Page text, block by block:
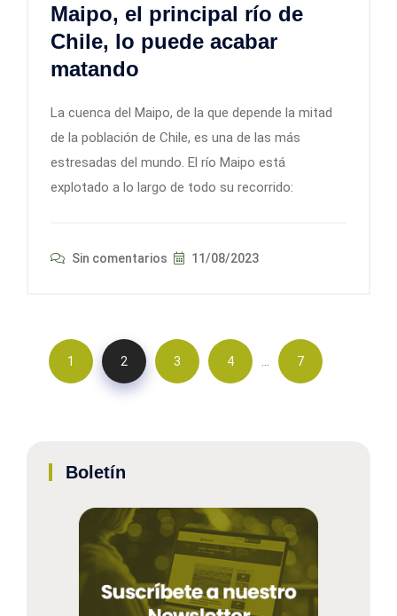
Maipo, el principal río de
Chile, lo puede acabar
matando
La cuenca del Maipo, de la que depende la mitad
de la población de Chile, es una de las más
estresadas del mundo. El río Maipo está
explotado a lo largo de todo su recorrido:
Sin comentarios 11/08/2023
1 2 3 4 … 7
Boletín